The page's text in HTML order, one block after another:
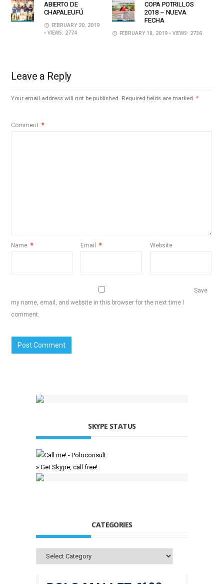
ABIERTO DE
CHAPALEUFÚ
FEBRUARY 20, 2019
• VIEWS: 2774
COPA POTRILLOS
2018 – NUEVA
FECHA
FEBRUARY 18, 2019 • VIEWS: 2736
Leave a Reply
Your email address will not be published. Required fields are marked *
Comment *
Name * Email * Website
Save
my name, email, and website in this browser for the next time I
comment.
SKYPE STATUS
» Get Skype, call free!
CATEGORIES
Categories